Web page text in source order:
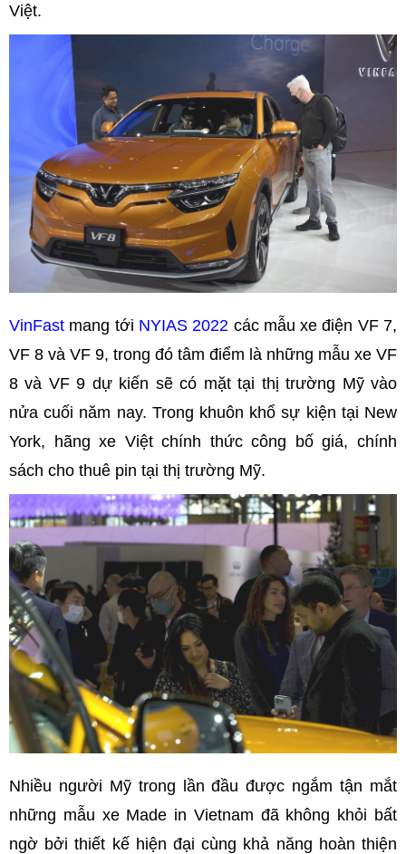
Việt.
VinFast mang tới NYIAS 2022 các mẫu xe điện VF 7,
VF 8 và VF 9, trong đó tâm điểm là những mẫu xe VF
8 và VF 9 dự kiến sẽ có mặt tại thị trường Mỹ vào
nửa cuối năm nay. Trong khuôn khổ sự kiện tại New
York, hãng xe Việt chính thức công bố giá, chính
sách cho thuê pin tại thị trường Mỹ.
Nhiều người Mỹ trong lần đầu được ngắm tận mắt
những mẫu xe Made in Vietnam đã không khỏi bất
ngờ bởi thiết kế hiện đại cùng khả năng hoàn thiện